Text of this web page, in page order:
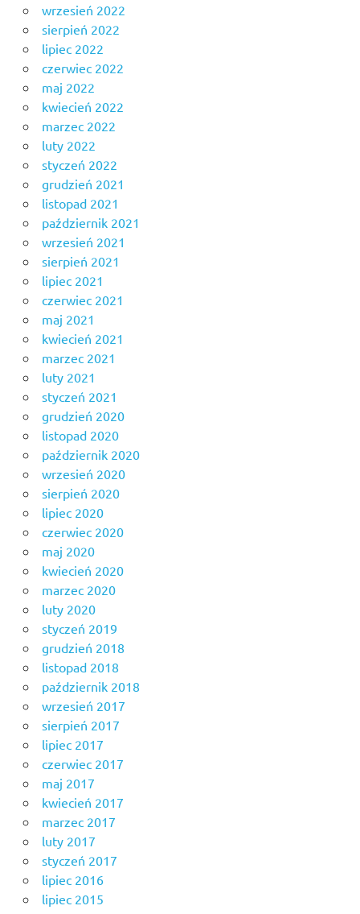
wrzesień 2022
sierpień 2022
lipiec 2022
czerwiec 2022
maj 2022
kwiecień 2022
marzec 2022
luty 2022
styczeń 2022
grudzień 2021
listopad 2021
październik 2021
wrzesień 2021
sierpień 2021
lipiec 2021
czerwiec 2021
maj 2021
kwiecień 2021
marzec 2021
luty 2021
styczeń 2021
grudzień 2020
listopad 2020
październik 2020
wrzesień 2020
sierpień 2020
lipiec 2020
czerwiec 2020
maj 2020
kwiecień 2020
marzec 2020
luty 2020
styczeń 2019
grudzień 2018
listopad 2018
październik 2018
wrzesień 2017
sierpień 2017
lipiec 2017
czerwiec 2017
maj 2017
kwiecień 2017
marzec 2017
luty 2017
styczeń 2017
lipiec 2016
lipiec 2015